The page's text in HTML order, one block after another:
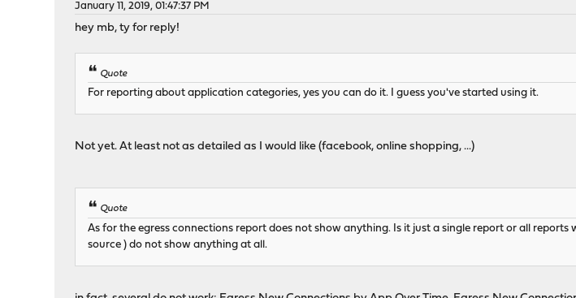
January 11, 2019, 01:47:37 PM
hey mb, ty for reply!
Quote
For reporting about application categories, yes you can do it. I guess you've started using it.
Not yet. At least not as detailed as I would like (facebook, online shopping, ...)
Quote
As for the egress connections report does not show anything. Is it just a single report or all reports
source ) do not show anything at all.